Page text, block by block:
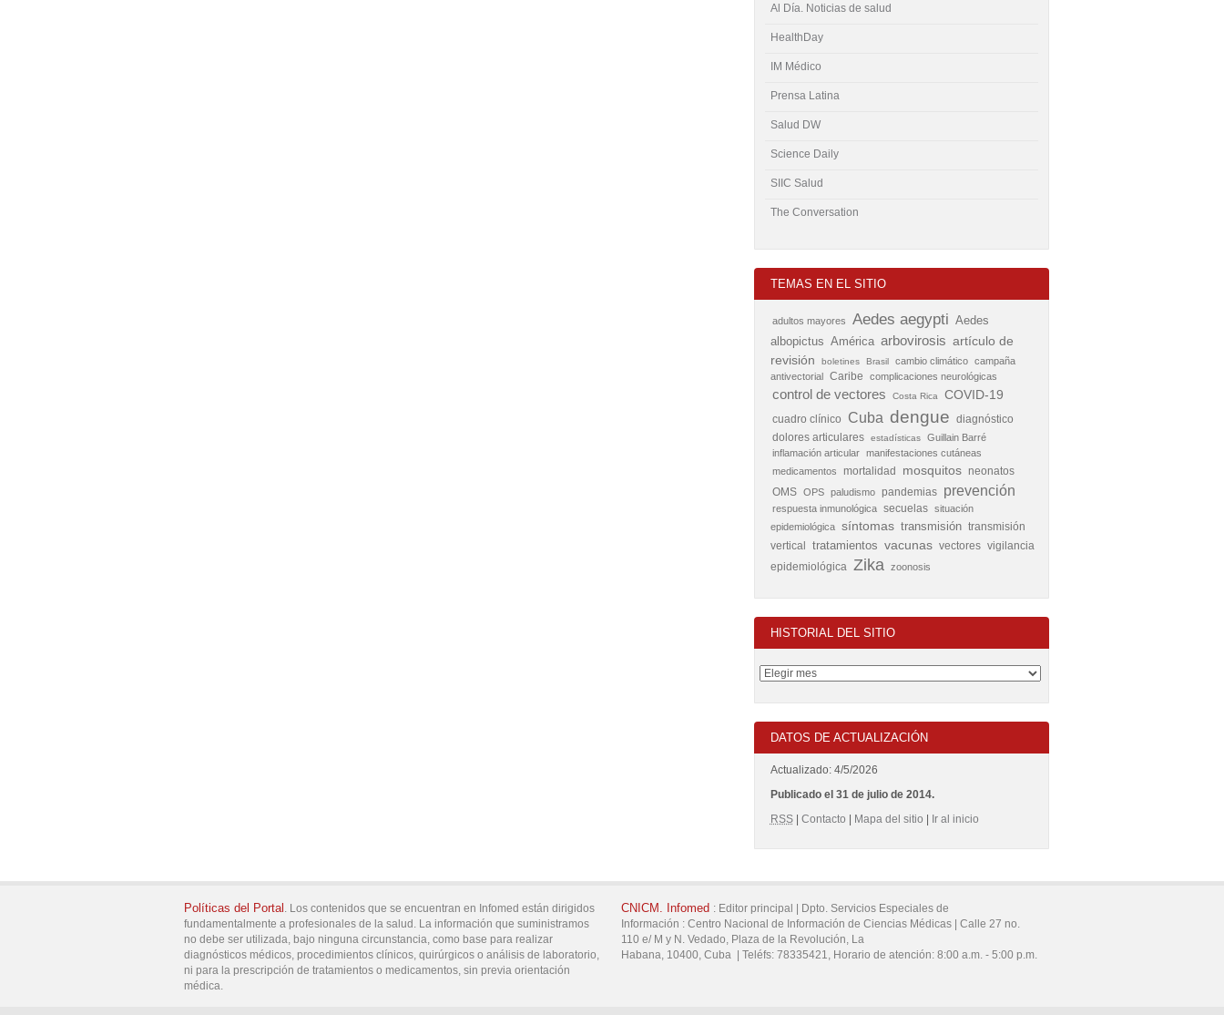
Al Día. Noticias de salud
HealthDay
IM Médico
Prensa Latina
Salud DW
Science Daily
SIIC Salud
The Conversation
TEMAS EN EL SITIO
adultos mayores Aedes aegypti Aedes
albopictus América arbovirosis artículo de
revisión
boletines Brasil cambio climático
campaña
antivectorial
Caribe complicaciones neurológicas
control de vectores Costa Rica COVID-19
cuadro clínico Cuba dengue
diagnóstico
dolores articulares
estadísticas
Guillain Barré
inflamación articular
manifestaciones cutáneas
medicamentos
mortalidad mosquitos neonatos
OMS OPS paludismo pandemias prevención
respuesta inmunológica secuelas
situación
epidemiológica
síntomas transmisión transmisión
vertical
tratamientos vacunas vectores vigilancia
epidemiológica
Zika zoonosis
HISTORIAL DEL SITIO
DATOS DE ACTUALIZACIÓN
Actualizado: 4/5/2026
Publicado el 31 de julio de 2014.
RSS| Contacto | Mapa del sitio | Ir al inicio
CNICM. Infomed : Editor principal | Dpto. Servicios Especiales de
Información : Centro Nacional de Información de Ciencias Médicas | Calle 27 no.
110 e/ M y N. Vedado, Plaza de la Revolución, La
Habana, 10400, Cuba | Teléfs: 78335421 Horario de atención: 8:00 a.m. - 5:00 p.m.
Políticas del Portal . Los contenidos que se encuentran en Infomed están dirigidos
fundamentalmente a profesionales de la salud. La información que suministramos
no debe ser utilizada, bajo ninguna circunstancia, como base para realizar
diagnósticos médicos, procedimientos clínicos, quirúrgicos o análisis de laboratorio,
ni para la prescripción de tratamientos o medicamentos, sin previa orientación
médica.